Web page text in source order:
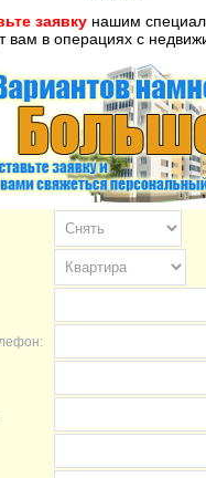
заявку нашим
вам в операциях с